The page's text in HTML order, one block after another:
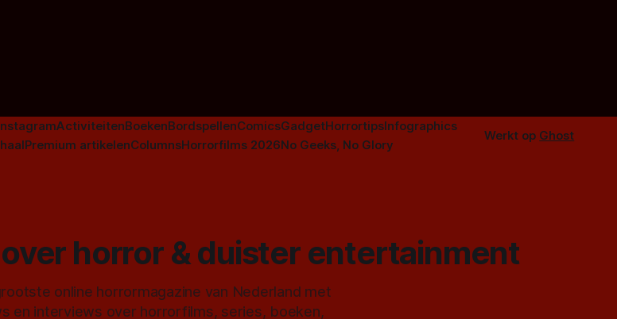
ActiviteitenBoekenBordspellenComicsGadgetHorrortipsInfographics
Premium artikelenColumnsHorrorfilms 2026No Geeks, No Glory
Werkt op Ghost
horror & duister entertainment
online horrormagazine van Nederland met
en interviews over horrorfilms, series, boeken,